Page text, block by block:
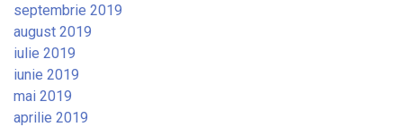
septembrie 2019
august 2019
iulie 2019
iunie 2019
mai 2019
aprilie 2019